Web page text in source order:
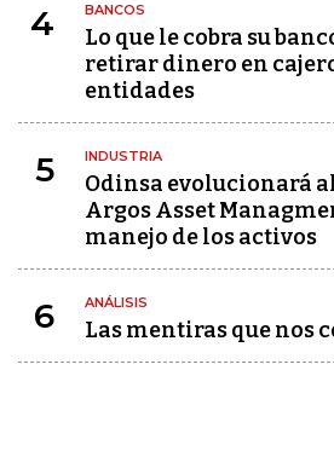
4 BANCOS
Lo que le cobra su
retirar dinero en
entidades
5 INDUSTRIA
Odinsa evolucionará
Argos Asset
manejo de los activos
6 ANÁLISIS
Las mentiras que nos